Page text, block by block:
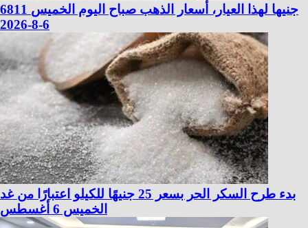
6811 جنيها لهذا العيار، أسعار الذهب صباح اليوم الخميس
6-8-2026
بدء طرح السكر الحر بسعر 25 جنيهًا للكيلو اعتبارًا من غد
الخميس 6 أغسطس